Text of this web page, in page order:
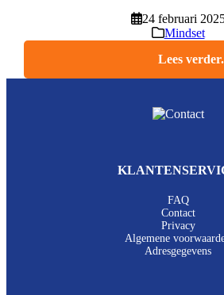
24 februari
Mindset
Lees
FAQ
Contact
Privacy
Algemene
Adresgegevens